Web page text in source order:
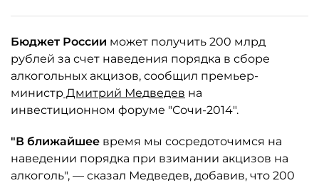
Бюджет России может получить 200 млрд
рублей за счет наведения порядка в сборе
алкогольных акцизов, сообщил премьер-
министр Дмитрий Медведев на
инвестиционном форуме "Сочи-2014".
"В ближайшее время мы сосредоточимся на
наведении порядка при взимании акцизов на
алкоголь", — сказал Медведев, добавив, что 200